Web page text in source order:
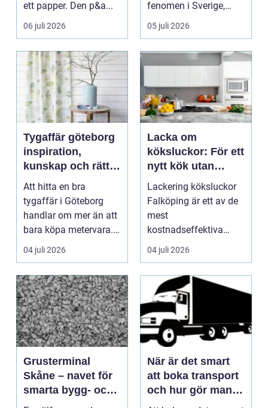
ett papper. Den p&a...
06 juli 2026
fenomen i Sverige,
dä...
05 juli 2026
Tygaffär göteborg
inspiration,
kunskap och rätt
material för varje
projekt
Att hitta en bra
tygaffär i Göteborg
handlar om mer än att
bara köpa metervara.
Många som syr, klär ...
04 juli 2026
Lacka om
köksluckor: För ett
nytt kök utan
totalrenovering
Lackering köksluckor
Falköping är ett av de
mest
kostnadseffektiva
sätten att f&...
04 juli 2026
Grusterminal
Skåne – navet för
smarta bygg- och
trädgårdsprojekt
När är det smart
att boka transport
och hur gör man
steg för steg?